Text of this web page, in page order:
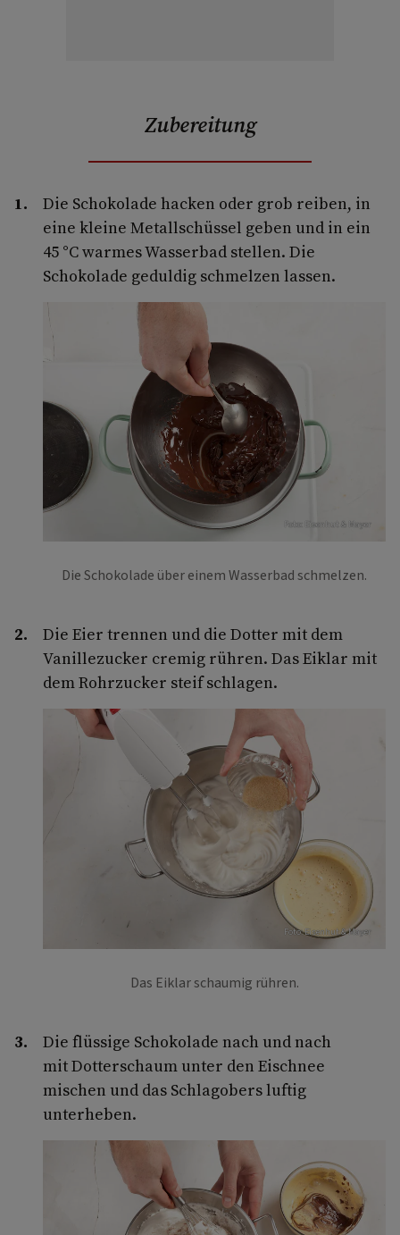
Zubereitung
Die Schokolade hacken oder grob reiben, in
eine kleine Metallschüssel geben und in ein
45 °C warmes Wasserbad stellen. Die
Schokolade geduldig schmelzen lassen.
Foto: Eisenhut & Mayer
Die Schokolade über einem Wasserbad schmelzen.
Die Eier trennen und die Dotter mit dem
Vanillezucker cremig rühren. Das Eiklar mit
dem Rohrzucker steif schlagen.
Foto: Eisenhut & Mayer
Das Eiklar schaumig rühren.
Die flüssige Schokolade nach und nach
mit Dotterschaum unter den Eischnee
mischen und das Schlagobers luftig
unterheben.